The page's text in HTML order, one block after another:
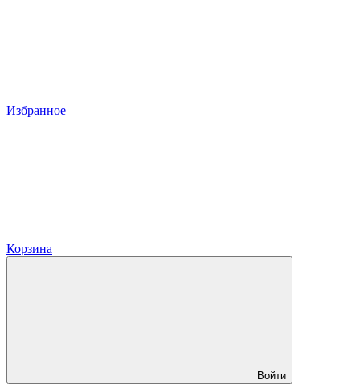
Избранное
Корзина
Войти